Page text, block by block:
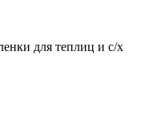
для теплиц и с/х